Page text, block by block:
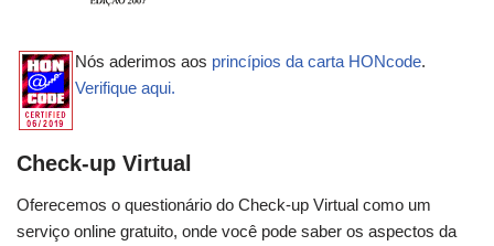
Nós aderimos aos princípios da carta HONcode.
Verifique aqui.
Check-up Virtual
Oferecemos o questionário do Check-up Virtual como um
serviço online gratuito, onde você pode saber os aspectos da